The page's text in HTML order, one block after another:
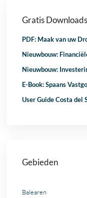
Gratis Downloads
PDF: Maak van uw
Nieuwbouw:
Nieuwbouw:
E-Book: Spaans
User Guide Costa del
Gebieden
Balearen